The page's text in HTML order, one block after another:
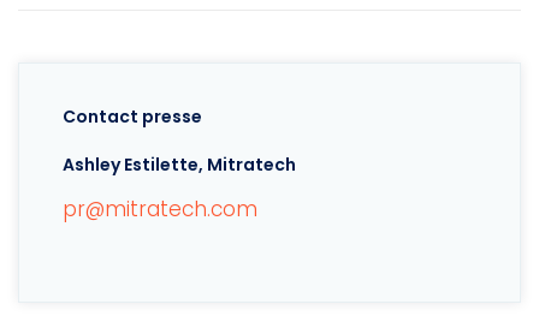
Contact presse
Ashley Estilette, Mitratech
pr@mitratech.com